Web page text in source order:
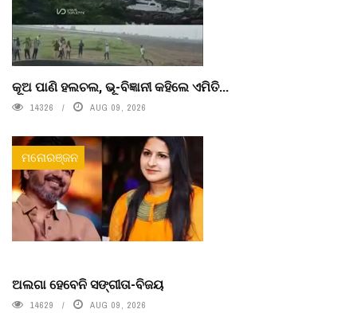
କୂଅ ପାଣି ହଲଚଲ, ଭୂ-ବିଜ୍ଞାନୀ କହିଲେ ଏମିତି...
14326 AUG 09, 2026
ମନୋରଞ୍ଜନ
ଅଲଗା ହେବେନି ସଙ୍ଗୀତା-ବିଜୟ
14629 AUG 09, 2026